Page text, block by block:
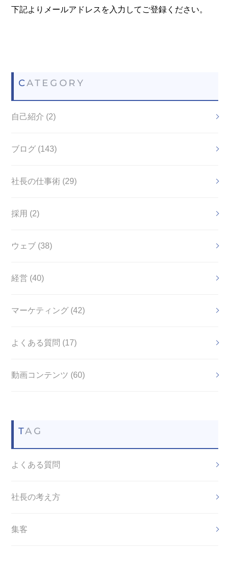
下記よりメールアドレスを入力してご登録ください。
CATEGORY
自己紹介 (2)
ブログ (143)
社長の仕事術 (29)
採用 (2)
ウェブ (38)
経営 (40)
マーケティング (42)
よくある質問 (17)
動画コンテンツ (60)
TAG
よくある質問
社長の考え方
集客